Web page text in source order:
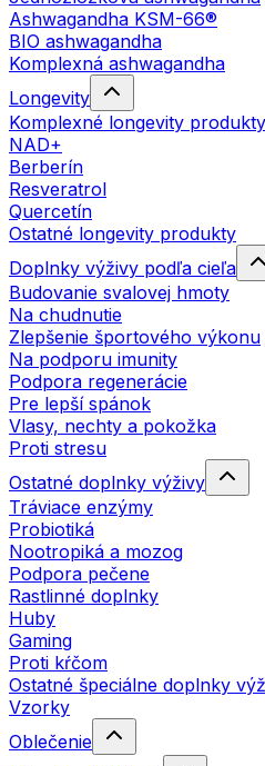
Ashwagandha KSM-66®
BIO ashwagandha
Komplexná ashwagandha
Longevity
Komplexné longevity produkty
NAD+
Berberín
Resveratrol
Quercetín
Ostatné longevity produkty
Doplnky výživy podľa cieľa
Budovanie svalovej hmoty
Na chudnutie
Zlepšenie športového výkonu
Na podporu imunity
Podpora regenerácie
Pre lepší spánok
Vlasy, nechty a pokožka
Proti stresu
Ostatné doplnky výživy
Tráviace enzýmy
Probiotiká
Nootropiká a mozog
Podpora pečene
Rastlinné doplnky
Huby
Gaming
Proti kŕčom
Ostatné špeciálne doplnky
Vzorky
Oblečenie